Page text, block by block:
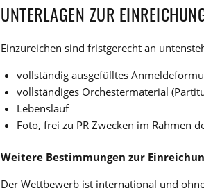
UNTERLAGEN ZUR
Einzureichen sind fristgerecht an
vollständig ausgefülltes
vollständiges Orchestermaterial
Lebenslauf
Foto, frei zu PR Zwecken im Rahmen
Weitere Bestimmungen zur
Der Wettbewerb ist international und